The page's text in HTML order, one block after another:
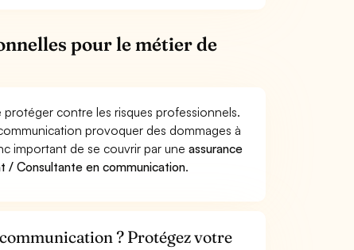
pour le métier de
contre les risques professionnels.
provoquer des dommages à
important de se couvrir par uneassurance
/ Consultante en communication.
? Protégez votre